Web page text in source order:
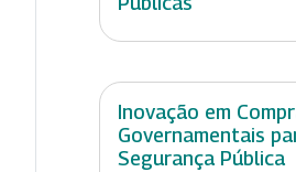
Inovação em
Governamentais
Segurança Pública